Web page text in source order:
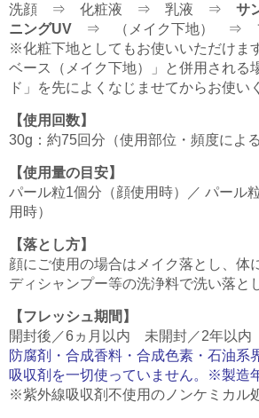
洗顔 ⇒ 化粧液 ⇒ 乳液 ⇒ サ
ニングUV ⇒ （メイク下地） ⇒ フ
※化粧下地としてもお使いいただけま
ベース（メイク下地）」と併用される
ド」を先によくなじませてからお使い
【使用回数】
30g：約75回分（使用部位・頻度による
【使用量の目安】
パール粒1個分（顔使用時）／ パール
用時）
【落とし方】
顔にご使用の場合はメイク落とし、体
ディシャンプー等の洗浄料で洗い落と
【フレッシュ期間】
開封後／6ヵ月以内 未開封／2年以内
防腐剤・合成香料・合成色素・石油系
吸収剤を一切使っていません。※製造
※紫外線吸収剤不使用のノンケミカル